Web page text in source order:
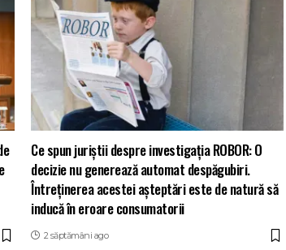
Ce spun juriștii despre investigația ROBOR: O
decizie nu generează automat despăgubiri.
Întreținerea acestei așteptări este de natură să
inducă în eroare consumatorii
2 săptămâni ago